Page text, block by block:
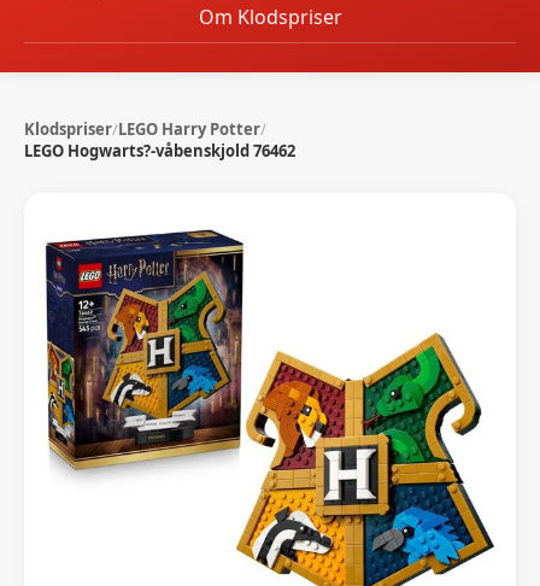
Om Klodspriser
Klodspriser/LEGO Harry Potter/
LEGO Hogwarts?-våbenskjold 76462